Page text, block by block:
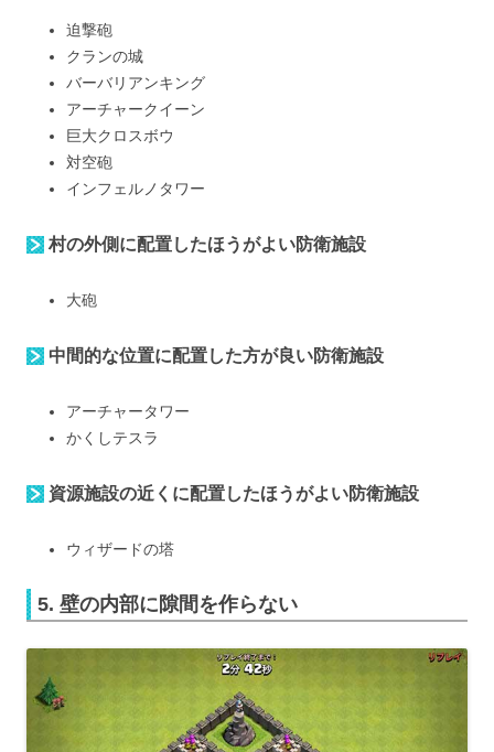
迫撃砲
クランの城
バーバリアンキング
アーチャークイーン
巨大クロスボウ
対空砲
インフェルノタワー
村の外側に配置したほうがよい防衛施設
大砲
中間的な位置に配置した方が良い防衛施設
アーチャータワー
かくしテスラ
資源施設の近くに配置したほうがよい防衛施設
ウィザードの塔
5. 壁の内部に隙間を作らない